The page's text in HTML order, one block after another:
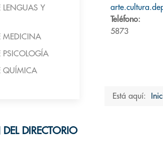
LENGUAS Y
MEDICINA
PSICOLOGÍA
QUÍMICA
DIRECTORIO
Teléfono:
5873
Está aquí: